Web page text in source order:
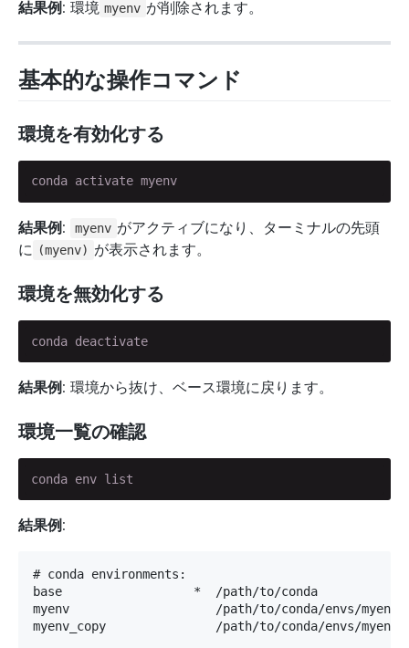
結果例 : 環境 myenv が削除されます。
基本的な操作コマンド
環境を有効化する
conda activate myenv
結果例 : myenv がアクティブになり、ターミナルの先頭
に (myenv) が表示されます。
環境を無効化する
conda deactivate
結果例 : 環境から抜け、ベース環境に戻ります。
環境一覧の確認
conda env list
結果例 :
# conda environments:
base                  *  /path/to/conda
myenv                    /path/to/conda/envs/myenv
myenv_copy               /path/to/conda/envs/